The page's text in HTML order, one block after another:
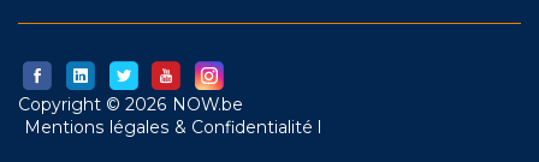
Copyright © 2026 NOW.be
Mentions légales & Confidentialité l